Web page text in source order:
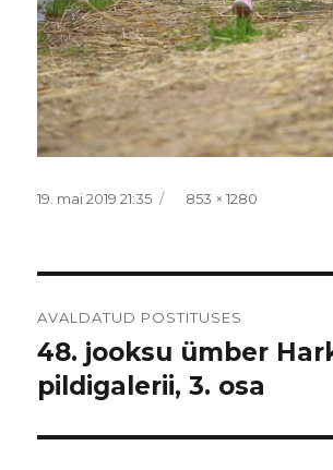
Postitatud
19. mai 2019 21:35 Täissuurus
853 × 1280
AVALDATUD POSTITUSES
48. jooksu ümber
pildigalerii, 3. osa